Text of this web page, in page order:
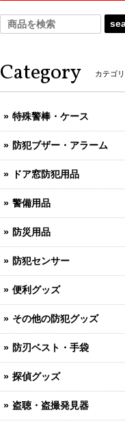
Category カテゴ
特殊警棒・ケース
防犯ブザー・アラーム
ドア窓防犯用品
警備用品
防災用品
防犯センサー
便利グッズ
その他の防犯グッズ
防刃ベスト・手袋
探偵グッズ
盗聴・盗撮発見器